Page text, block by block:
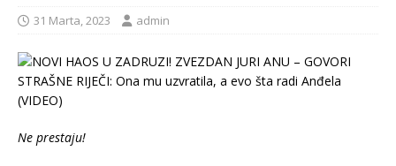
31 Marta, 2023 admin
Ne prestaju!